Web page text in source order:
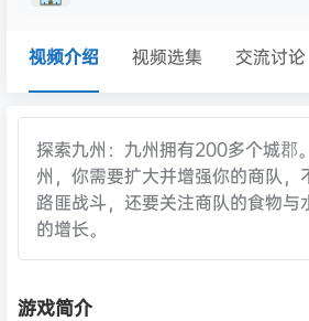
视频介绍 视频选集 交流讨论
探索九州：九州拥有200多个城郡
州，你需要扩大并增强你的商队，
路匪战斗，还要关注商队的食物与
的增长。
游戏简介